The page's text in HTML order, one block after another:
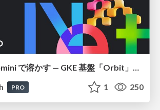
PRO 1 250